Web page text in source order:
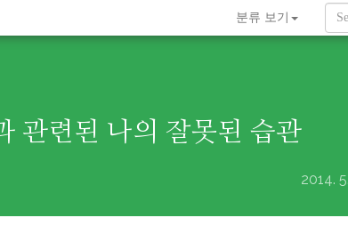
분류 보기
관련된 나의 잘못된 습관
2014.